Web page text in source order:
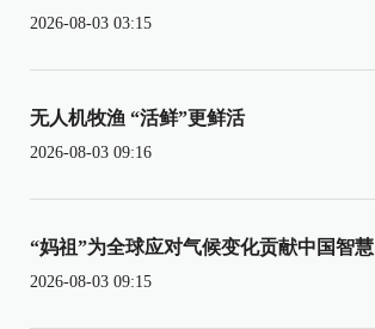
2026-08-03 03:15
无人机牧渔 “活鲜”更鲜活
2026-08-03 09:16
“妈祖”为全球应对气候变化贡献中国智慧
2026-08-03 09:15